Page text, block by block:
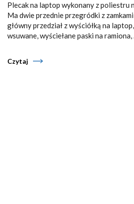
Plecak na laptop wykonany z poliestru
Ma dwie przednie przegródki z
główny przedział z wyściółką na
wsuwane, wyściełane paski na ramiona,
Czytaj